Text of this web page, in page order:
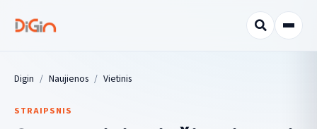
Digin Naujienos Vietinis
STRAIPSNIS